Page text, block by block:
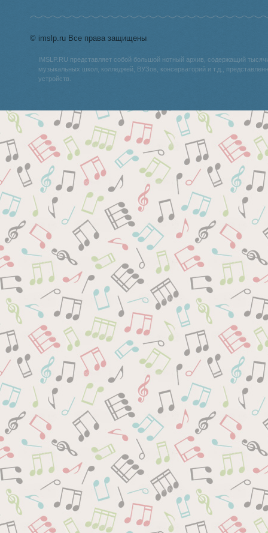
© imslp.ru Все права защищены
IMSLP.RU представляет собой большой нотный архив, содержащий
музыкальных школ, колледжей, ВУЗов, консерваторий и т.д.,
устройств.